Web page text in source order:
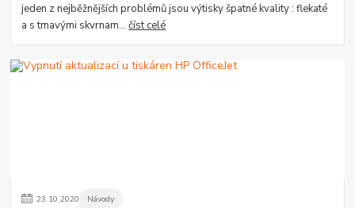
jeden z nejběžnějších problémů jsou výtisky špatné kvality : flekaté
a s tmavými skvrnam...číst celé
23.10.2020 Návody